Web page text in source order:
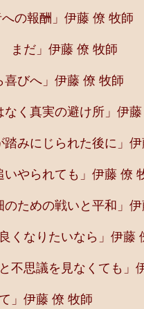
の報酬」伊藤 僚 牧師
まだ」伊藤 僚 牧師
びへ」伊藤 僚 牧師
く真実の避け所」伊
みにじられた後に」
やられても」伊藤 僚
ための戦いと平和」
くなりたいなら」伊藤
不思議を見なくても」
」伊藤 僚 牧師